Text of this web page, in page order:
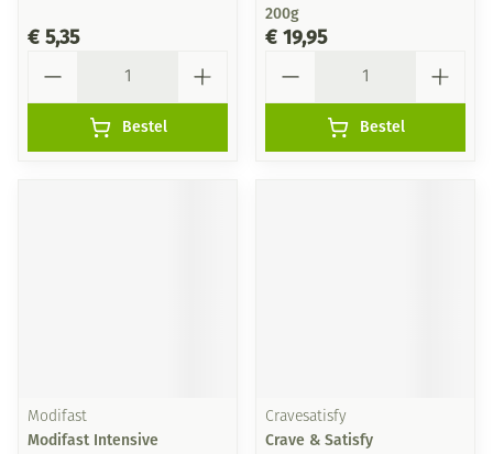
€ 5,35
Bestel
200g
€ 19,95
Bestel
Modifast
Modifast Intensive
Cravesatisfy
Crave & Satisfy